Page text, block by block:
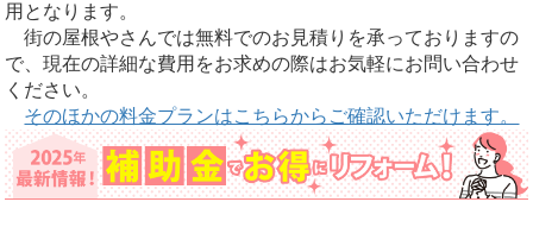
用となります。
街の屋根やさんでは無料でのお見積りを承っておりますの
で、現在の詳細な費用をお求めの際はお気軽にお問い合わせ
ください。
そのほかの料金プランはこちらからご確認いただけます。